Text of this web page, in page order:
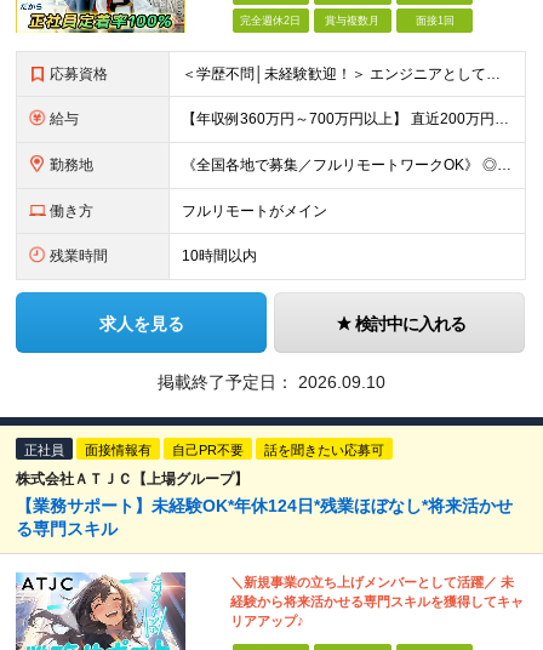
完全週休2日 賞与複数月 面接1回
応募資格 ＜学歴不問│未経験歓迎！＞ エンジニアとしての実務経験をお持ちでない方も！ ◎未経験者も手厚くサポート！ └IT経験がなくても、研修制度や先輩エンジニアの支援が充実しており、ゼロからでも安心してチャ
給与 【年収例360万円～700万円以上】 直近200万円UPした例もあり！ ＜月給例＞ ・経験8年以上：月給54万円～＋決算賞与 ・経験5年以上：月給45万円～＋決算賞与 ・経験3年以上：月給35万円～
勤務地 《全国各地で募集／フルリモートワークOK》 ◎ご自宅から参画できるプロジェクトをご用意します！ ◎転居を伴う転勤はありません ※北海道から沖縄まで、全国各地にお住まいのエンジニアを歓迎！ ※職種・経
働き方 フルリモートがメイン
残業時間 10時間以内
求人を見る 検討中に入れる
掲載終了予定日： 2026.09.10
正社員 面接情報有 自己PR不要 話を聞きたい応募可
株式会社ＡＴＪＣ【上場グループ】
【業務サポート】未経験OK*年休124日*残業ほぼなし*将来活かせ
る専門スキル
＼新規事業の立ち上げメンバーとして活躍／ 未
経験から将来活かせる専門スキルを獲得してキャ
リアアップ♪